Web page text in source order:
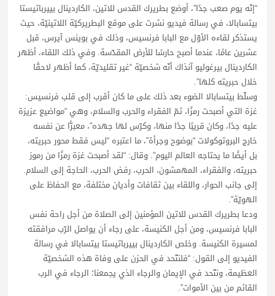
“إنّه يوم صعب جدًا”، أوضع بطريرك القدس للاتين، الكاردينال بييرباتيستا
بيتسابالا، في رسالة فيديو نشرت على موقع البطريركيّة اللاتينيّة، حيث
يستذكر لقاءه الأوّل مع البابا فرنسيس، وذلك في بوينس آيرس، قبل
عشرين عامًا، عندما أصبح حارسًا للأرض المقدّسة. وفي ذلك اللقاء، أظهر
الكاردينال بيرغوليو آنذاك أنّه شخصيّة “غير تقليديّة، كما أظهر لاحقًا
خلال حبريته كلها”.
وسلّط بيتسابالا الضوء بعد ذلك على ما كان أقرب إلى قلب فرنسيس:
غزة التي أصبحت رمزًا، ثمّ الفقراء والحرب والسلام، وهي “مواضيع عزيزة
عليه جدًا، وكان قريبًا جدًا منها، وكرّس لها جهده”، معبرًّا عن نفسه
خارج البروتوكولات “بوضوح وجرأة”، ما اعتبره “ليس فقط محور حبريته،
بل أيضًا ما يحتاجه العالم اليوم”. وقال: “لقد أصبحت غزة رمزًا من رموز
حبريته، والفقراء، المهمشون، الحرب، رفض الحرب، الحاجة إلى السلام.
إلى جانب الحوار، واللقاء بين ثقافات وأديان مختلفة، مع الحفاظ على
الهويّة”.
ودعا بطريرك القدس للاتين المؤمنين إلى الصلاة من أجل راحة نفس
البابا فرنسيس، ومن أجل الكنيسة، على رجاء أن يواصل الرّب مرافقته
لمسيرة الكنيسة. وخلص الكاردينال بييرباتيستا بيتسابالا في رسالة
الفيديو إلى القول: “فلنتّحد في الحزن على وفاة هذه الشخصيّة
العظيمة، ونتّحد في الإيمان والرجاء الذي يجمعنا؛ الرجاء في الرب
القائم من بين الأموات”.